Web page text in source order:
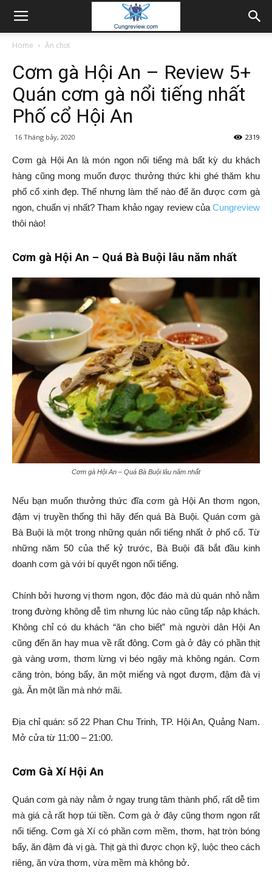
Home Ăn chơi
Cơm gà Hội An – Review 5+
Quán cơm gà nổi tiếng nhất
Phố cổ Hội An
16 Tháng bảy, 2020 2319
Cơm gà Hội An là món ngon nổi tiếng mà bất kỳ du khách
hàng cũng mong muốn được thưởng thức khi ghé thăm khu
phố cổ xinh đẹp. Thế nhưng làm thế nào để ăn được cơm gà
ngon, chuẩn vị nhất? Tham khảo ngay review của Cungreview
thôi nào!
Cơm gà Hội An – Quá Bà Buội lâu năm nhất
Cơm gà Hội An – Quá Bà Buội lâu năm nhất
Nếu bạn muốn thưởng thức đĩa cơm gà Hội An thơm ngon,
đậm vị truyền thống thì hãy đến quá Bà Buội. Quán cơm gà
Bà Buội là một trong những quán nổi tiếng nhất ở phố cổ. Từ
những năm 50 của thế kỷ trước, Bà Buội đã bắt đầu kinh
doanh cơm gà với bí quyết ngon nổi tiếng.
Chính bởi hương vị thơm ngon, độc đáo mà dù quán nhỏ nằm
trong đường không dễ tìm nhưng lúc nào cũng tấp nập khách.
Không chỉ có du khách “ăn cho biết” mà người dân Hội An
cũng đến ăn hay mua về rất đông. Cơm gà ở đây có phần thịt
gà vàng ươm, thơm lừng vị béo ngậy mà không ngán. Cơm
căng tròn, bóng bẩy, ăn một miếng và ngọt đượm, đậm đà vị
gà. Ăn một lần mà nhớ mãi.
Địa chỉ quán: số 22 Phan Chu Trinh, TP. Hội An, Quảng Nam.
Mở cửa từ 11:00 – 21:00.
Cơm Gà Xí Hội An
Quán cơm gà này nằm ở ngay trung tâm thành phố, rất dễ tìm
mà giá cả rất hợp túi tiền. Cơm gà ở đây cũng thơm ngon rất
nổi tiếng. Cơm gà Xí có phần cơm mềm, thơm, hạt tròn bóng
bẩy, ăn đậm đà vị gà. Thịt gà thì được chọn kỹ, luộc theo cách
riêng, ăn vừa thơm, vừa mềm mà không bở.